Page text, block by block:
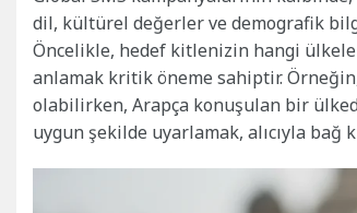
dil, kültürel değerler ve demografik
Öncelikle, hedef kitlenizin hangi
anlamak kritik öneme sahiptir.
olabilirken, Arapça konuşulan bir
uygun şekilde uyarlamak, alıcıyla bağ